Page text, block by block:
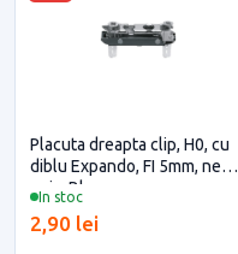
In stoc
Placuta dreapta clip, H0, cu
diblu Expando, FI 5mm, negru
onix, Blum
2,90 lei